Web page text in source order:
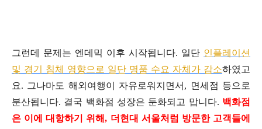
그런데 문제는 엔데믹 이후 시작됩니다. 일단 인플레이션
및 경기 침체 영향으로 일단 명품 수요 자체가 감소하였고
요. 그나마도 해외여행이 자유로워지면서, 면세점 등으로
분산됩니다. 결국 백화점 성장은 둔화되고 맙니다. 백화점
은 이에 대항하기 위해, 더현대 서울처럼 방문한 고객들에